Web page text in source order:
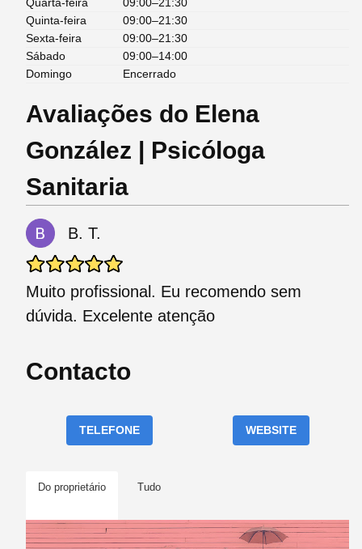
Quarta-feira
09:00–21:30
Quinta-feira
09:00–21:30
Sexta-feira
09:00–21:30
Sábado
09:00–14:00
Domingo
Encerrado
Avaliações do Elena
González | Psicóloga
Sanitaria
B. T.
Muito profissional. Eu recomendo sem
dúvida. Excelente atenção
Contacto
TELEFONE WEBSITE
Do proprietário Tudo